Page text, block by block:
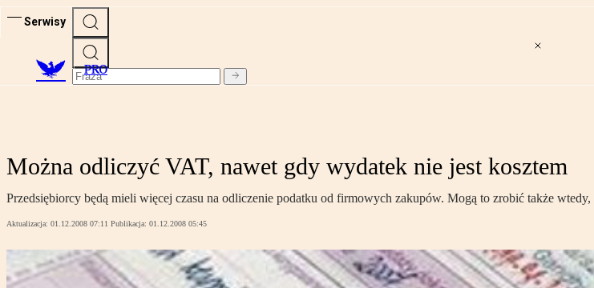
Serwisy
PRO
Można odliczyć VAT, nawet gdy wydatek nie jest kosztem
Przedsiębiorcy będą mieli więcej czasu na odliczenie podatku od firmowych zakupów. Mogą to zrobić także
Aktualizacja: 01.12.2008 07:11 Publikacja: 01.12.2008 05:45